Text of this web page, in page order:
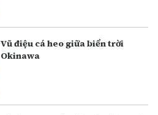
Vũ điệu cá heo giữa biển trời
Okinawa